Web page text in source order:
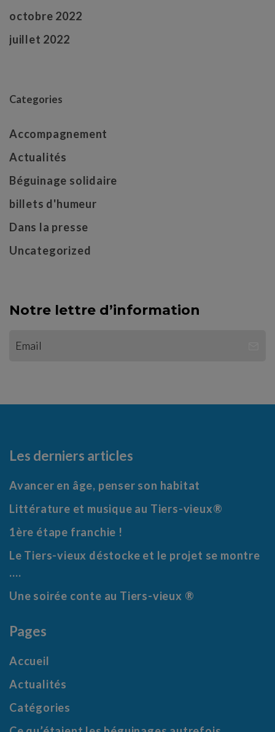
octobre 2022
juillet 2022
Categories
Accompagnement
Actualités
Béguinage solidaire
billets d'humeur
Dans la presse
Uncategorized
Notre lettre d’information
Les derniers articles
Avancer en âge, penser son habitat
Littérature et musique au Tiers-vieux®
1ère étape franchie !
Le Tiers-vieux déstocke et le projet se montre
….
Une soirée conte au Tiers-vieux ®
Pages
Accueil
Actualités
Catégories